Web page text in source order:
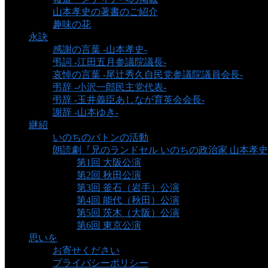
山本孝史の著書のご紹介
趣味の花
永訣
感謝の言葉 -山本孝史-
弔詞 -江田五月参議院議長-
哀悼の言葉 -尾辻秀久自民党参議院議員会長-
弔辞 -小沢一郎民主党代表-
弔辞 -玉井義臣あしなが育英会会長-
謝辞 -山本ゆき-
継紹
いのちのバトンの活動
朗読劇『兄のランドセル いのちの政治家 山本孝
第1回 大阪公演
第2回 秋田公演
第3回 釜石（岩手）公演
第4回 能代（秋田）公演
第5回 茨木（大阪）公演
第6回 東京公演
思いを
お寄せください
プライバシーポリシー